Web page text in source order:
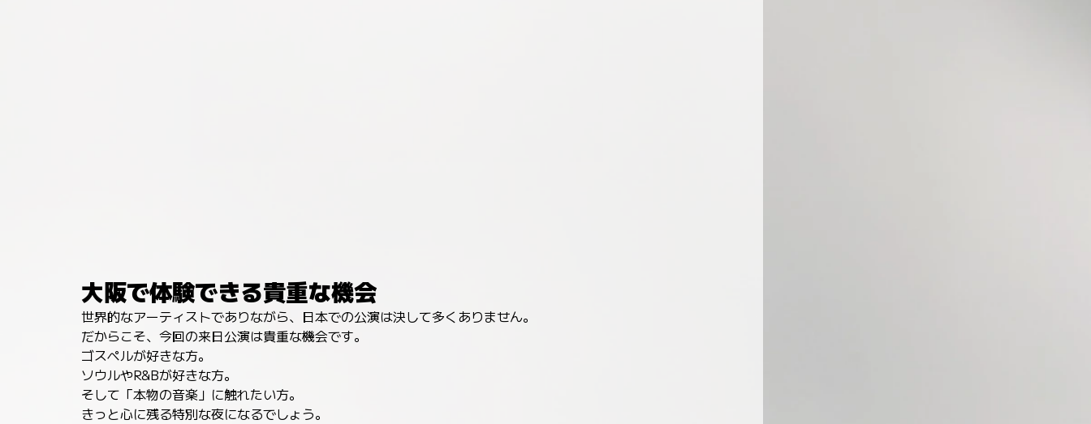
大阪で体験できる貴重な機会
世界的なアーティストでありながら、日本での公演は決して多くありません。
だからこそ、今回の来日公演は貴重な機会です。
ゴスペルが好きな方。
ソウルやR&Bが好きな方。
そして「本物の音楽」に触れたい方。
きっと心に残る特別な夜になるでしょう。